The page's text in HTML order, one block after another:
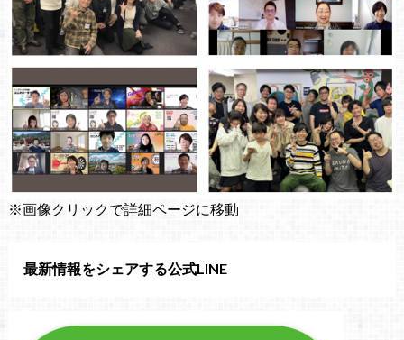
※画像クリックで詳細ページに移動
最新情報をシェアする公式LINE